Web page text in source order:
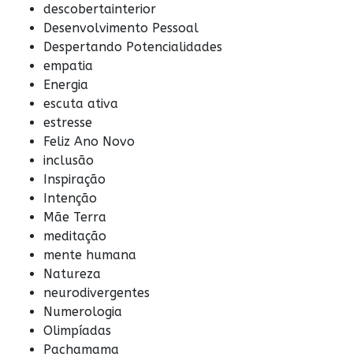
descobertainterior
Desenvolvimento Pessoal
Despertando Potencialidades
empatia
Energia
escuta ativa
estresse
Feliz Ano Novo
inclusão
Inspiração
Intenção
Mãe Terra
meditação
mente humana
Natureza
neurodivergentes
Numerologia
Olimpíadas
Pachamama